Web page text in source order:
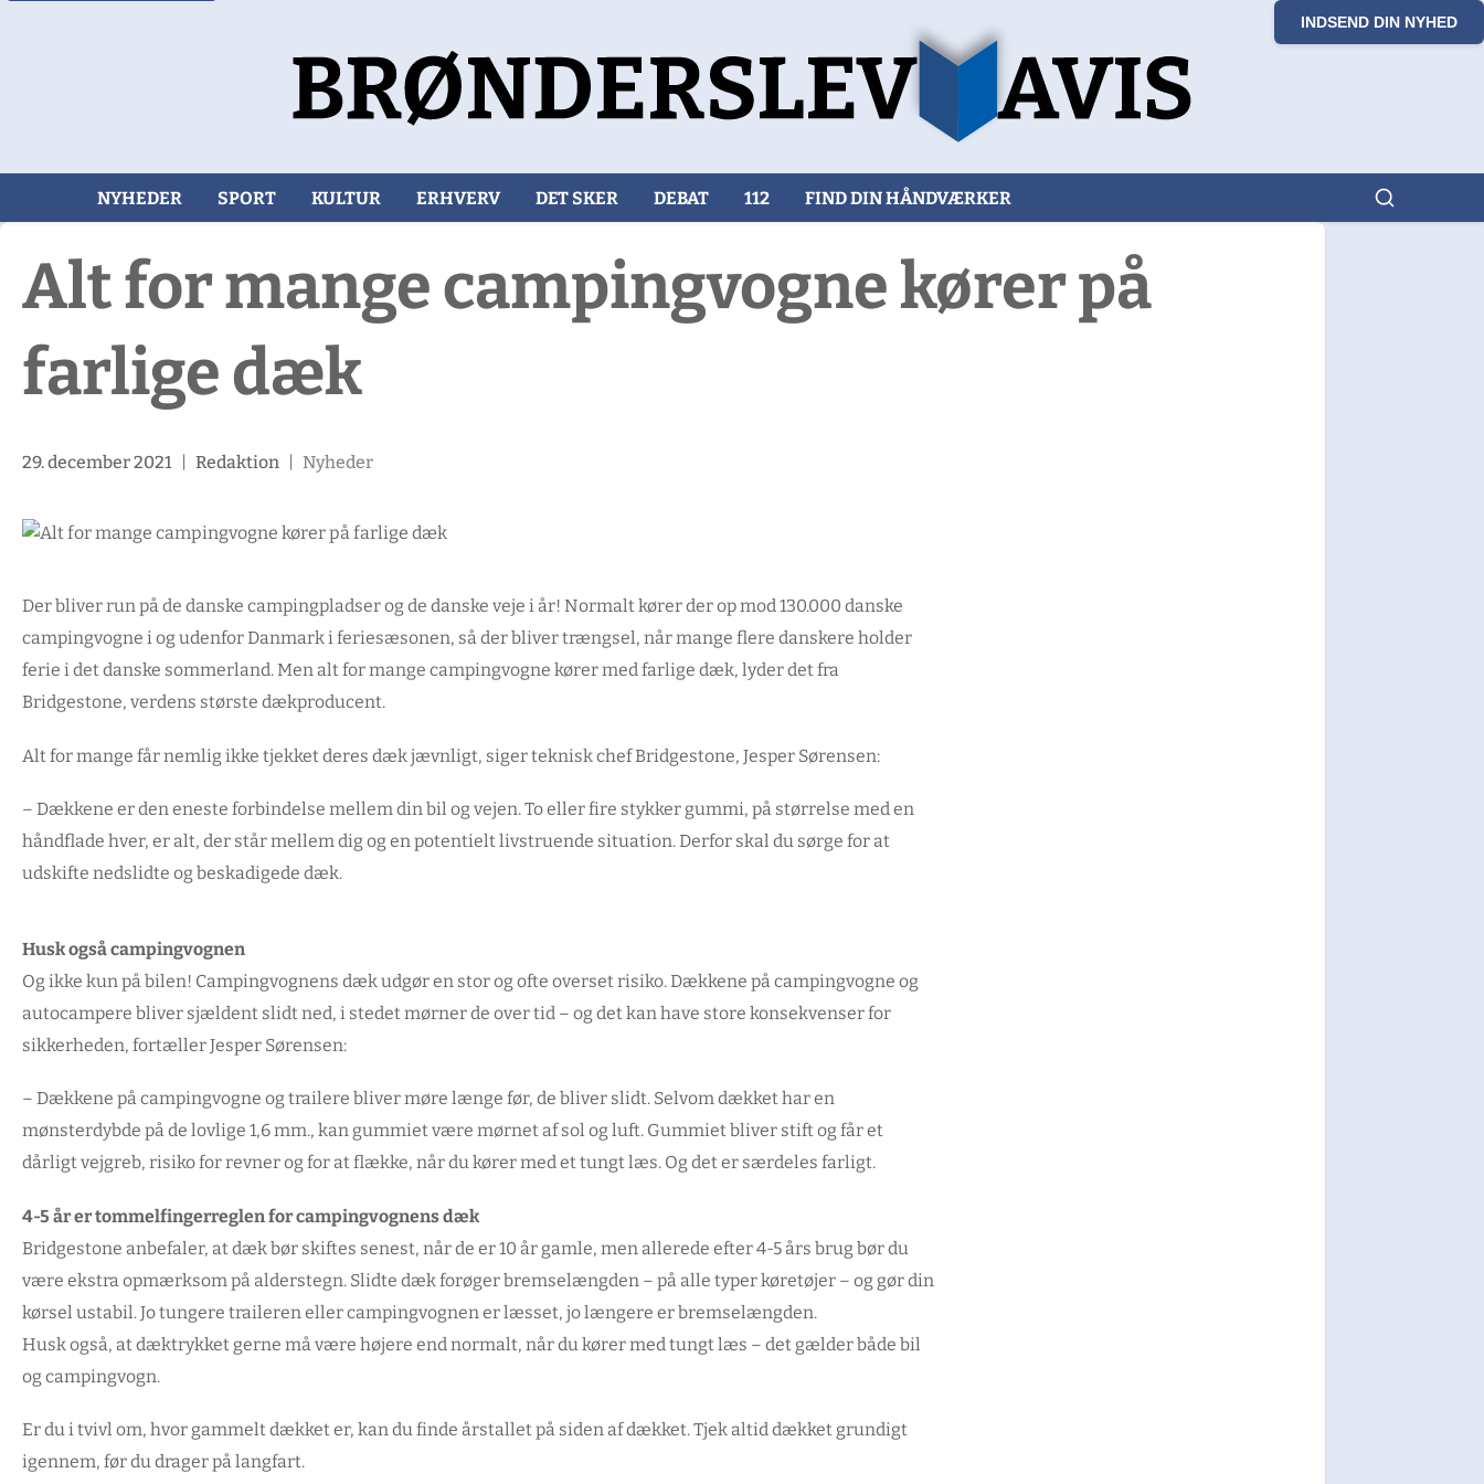
INDSEND DIN NYHED
NYHEDER SPORT KULTUR ERHVERV DET SKER DEBAT 112 FIND DIN HÅNDVÆRKER
Alt for mange campingvogne kører på
farlige dæk
29. december 2021| Redaktion| Nyheder
Der bliver run på de danske campingpladser og de danske veje i år! Normalt kører der op mod 130.000 danske
campingvogne i og udenfor Danmark i feriesæsonen, så der bliver trængsel, når mange flere danskere holder
ferie i det danske sommerland. Men alt for mange campingvogne kører med farlige dæk, lyder det fra
Bridgestone, verdens største dækproducent.
Alt for mange får nemlig ikke tjekket deres dæk jævnligt, siger teknisk chef Bridgestone, Jesper Sørensen:
– Dækkene er den eneste forbindelse mellem din bil og vejen. To eller fire stykker gummi, på størrelse med en
håndflade hver, er alt, der står mellem dig og en potentielt livstruende situation. Derfor skal du sørge for at
udskifte nedslidte og beskadigede dæk.
Husk også campingvognen
Og ikke kun på bilen! Campingvognens dæk udgør en stor og ofte overset risiko. Dækkene på campingvogne og
autocampere bliver sjældent slidt ned, i stedet mørner de over tid – og det kan have store konsekvenser for
sikkerheden, fortæller Jesper Sørensen:
– Dækkene på campingvogne og trailere bliver møre længe før, de bliver slidt. Selvom dækket har en
mønsterdybde på de lovlige 1,6 mm., kan gummiet være mørnet af sol og luft. Gummiet bliver stift og får et
dårligt vejgreb, risiko for revner og for at flække, når du kører med et tungt læs. Og det er særdeles farligt.
4-5 år er tommelfingerreglen for campingvognens dæk
Bridgestone anbefaler, at dæk bør skiftes senest, når de er 10 år gamle, men allerede efter 4-5 års brug bør du
være ekstra opmærksom på alderstegn. Slidte dæk forøger bremselængden – på alle typer køretøjer – og gør din
kørsel ustabil. Jo tungere traileren eller campingvognen er læsset, jo længere er bremselængden.
Husk også, at dæktrykket gerne må være højere end normalt, når du kører med tungt læs – det gælder både bil
og campingvogn.
Er du i tvivl om, hvor gammelt dækket er, kan du finde årstallet på siden af dækket. Tjek altid dækket grundigt
igennem, før du drager på langfart.